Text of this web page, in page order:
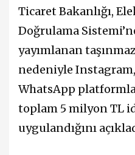
Ticaret Bakanlığı,
Doğrulama
yayımlanan
nedeniyle Instagram,
WhatsApp
toplam 5 milyon TL
uygulandığını